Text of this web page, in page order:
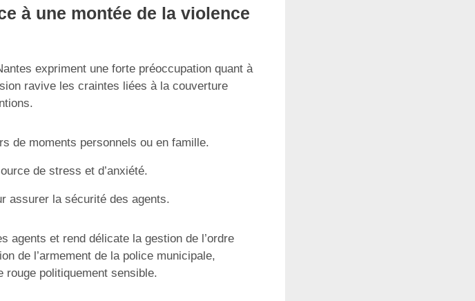
à une montée de la violence
expriment une forte préoccupation quant à
ravive les craintes liées à la couverture
de moments personnels ou en famille.
de stress et d’anxiété.
assurer la sécurité des agents.
agents et rend délicate la gestion de l’ordre
de l’armement de la police municipale,
rouge politiquement sensible.